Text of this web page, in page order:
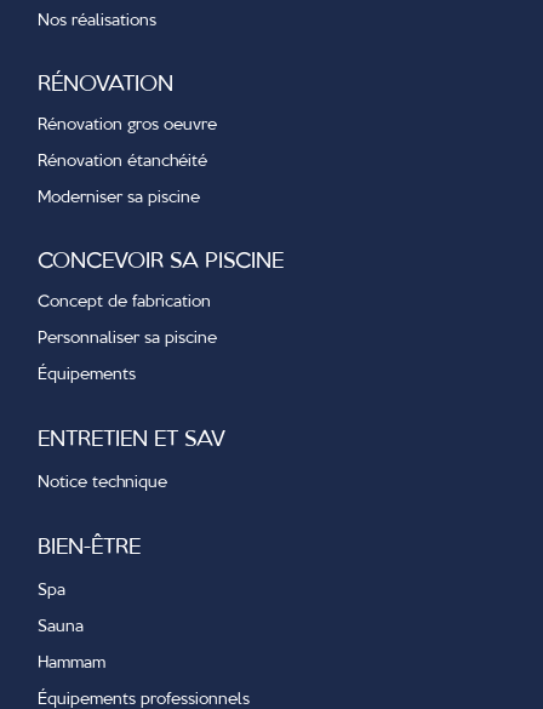
Nos réalisations
RÉNOVATION
Rénovation gros oeuvre
Rénovation étanchéité
Moderniser sa piscine
CONCEVOIR SA PISCINE
Concept de fabrication
Personnaliser sa piscine
Équipements
ENTRETIEN ET SAV
Notice technique
BIEN-ÊTRE
Spa
Sauna
Hammam
Équipements professionnels